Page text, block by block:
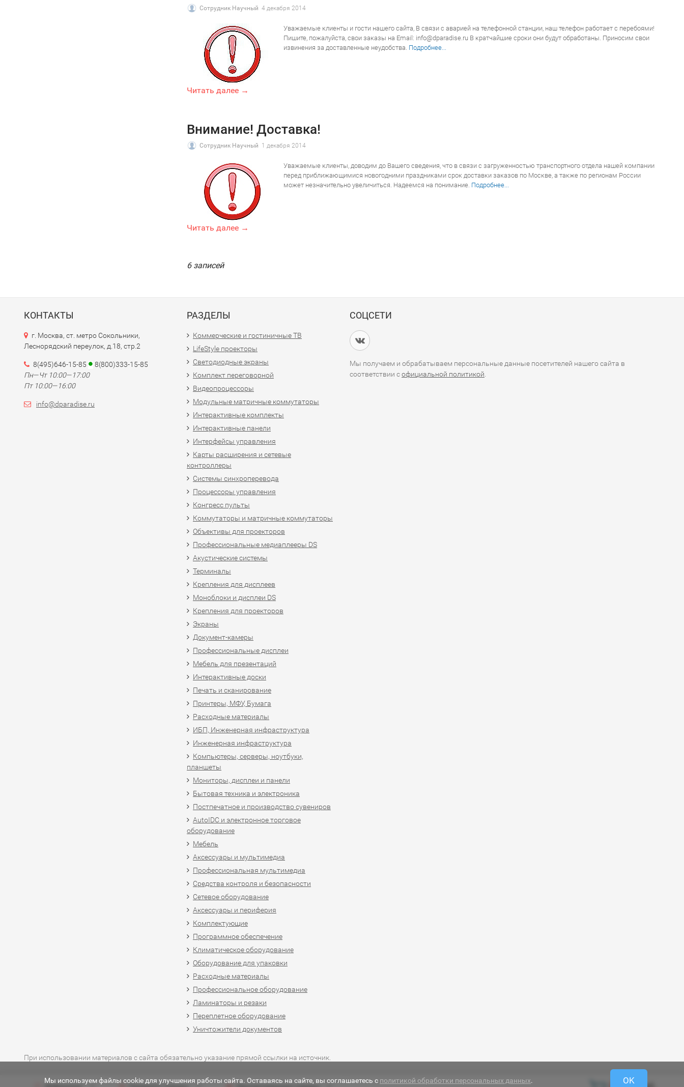
Сотрудник Научный 4 декабря 2014
Уважаемые клиенты и гости нашего сайта, В связи с аварией на телефонной станции, наш телефон работает с перебоями!
Пишите, пожалуйста, свои заказы на Email: info@dparadise.ru В кратчайшие сроки они будут обработаны. Приносим свои
извинения за доставленные неудобства. Подробнее...
Читать далее →
Внимание! Доставка!
Сотрудник Научный 1 декабря 2014
Уважаемые клиенты, доводим до Вашего сведения, что в связи с загруженностью транспортного отдела нашей компании
перед приближающимися новогодними праздниками срок доставки заказов по Москве, а также по регионам России
может незначительно увеличиться. Надеемся на понимание. Подробнее...
Читать далее →
6 записей
КОНТАКТЫ
г. Москва, ст. метро Сокольники,
Леснорядский переулок, д.18, стр.2
8(495)646-15-85
8(800)333-15-85
Пн—Чт 10:00—17:00
Пт 10:00—16:00
info@dparadise.ru
РАЗДЕЛЫ
Коммерческие и гостиничные ТВ
LifeStyle проекторы
Светодиодные экраны
Комплект переговорной
Видеопроцессоры
Модульные матричные коммутаторы
Интерактивные комплекты
Интерактивные панели
Интерфейсы управления
Карты расширения и сетевые
контроллеры
Системы синхроперевода
Процессоры управления
Конгресс пульты
Коммутаторы и матричные коммутаторы
Объективы для проекторов
Профессиональные медиаплееры DS
Акустические системы
Терминалы
Крепления для дисплеев
Моноблоки и дисплеи DS
Крепления для проекторов
Экраны
Документ-камеры
Профессиональные дисплеи
Мебель для презентаций
Интерактивные доски
Печать и сканирование
Принтеры, МФУ, Бумага
Расходные материалы
ИБП, Инженерная инфраструктура
Инженерная инфраструктура
Компьютеры, серверы, ноутбуки,
планшеты
Мониторы, дисплеи и панели
Бытовая техника и электроника
Постпечатное и производство сувениров
AutoIDC и электронное торговое
оборудование
Мебель
Аксессуары и мультимедиа
Профессиональная мультимедиа
Средства контроля и безопасности
Сетевое оборудование
Аксессуары и периферия
Комплектующие
Программное обеспечение
Климатическое оборудование
Оборудование для упаковки
Расходные материалы
Профессиональное оборудование
Ламинаторы и резаки
Переплетное оборудование
Уничтожители документов
СОЦСЕТИ
Мы получаем и обрабатываем персональные данные посетителей нашего сайта в
соответствии софициальной политикой
При использовании материалов с сайта обязательно указание прямой ссылки на источник.
Мы используем файлы cookie для улучшения работы сайта. Оставаясь на сайте, вы соглашаетесь с политикой обработки персональных данных. OK